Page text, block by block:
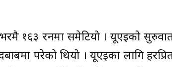
१६३ रनमा समेटियो । यूएईको
परेको थियो । यूएईका लागि